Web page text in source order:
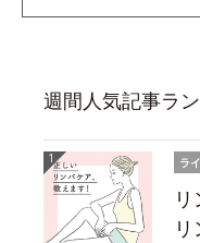
週間人気記事ラ
ラ